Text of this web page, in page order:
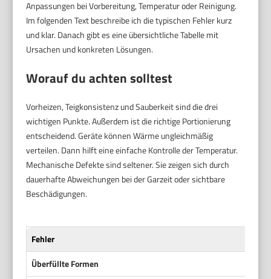
Anpassungen bei Vorbereitung, Temperatur oder Reinigung.
Im folgenden Text beschreibe ich die typischen Fehler kurz
und klar. Danach gibt es eine übersichtliche Tabelle mit
Ursachen und konkreten Lösungen.
Worauf du achten solltest
Vorheizen, Teigkonsistenz und Sauberkeit sind die drei
wichtigen Punkte. Außerdem ist die richtige Portionierung
entscheidend. Geräte können Wärme ungleichmäßig
verteilen. Dann hilft eine einfache Kontrolle der Temperatur.
Mechanische Defekte sind seltener. Sie zeigen sich durch
dauerhafte Abweichungen bei der Garzeit oder sichtbare
Beschädigungen.
Fehler
Überfüllte Formen